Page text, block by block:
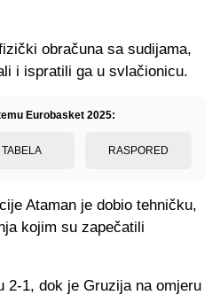
obračuna sa sudijama,
i ispratili ga u svlačionicu.
Eurobasket 2025:
TABELA RASPORED
Ataman je dobio tehničku,
kojim su zapečatili
2-1, dok je Gruzija na omjeru